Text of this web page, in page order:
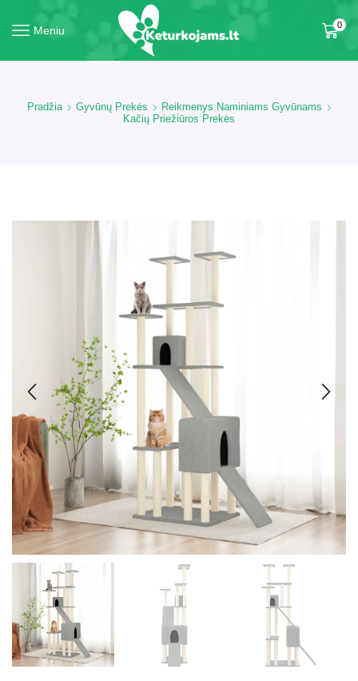
Meniu 0
Pradžia Gyvūnų Prekės
Reikmenys Naminiams Gyvūnams
Kačių Priežiūros Prekės